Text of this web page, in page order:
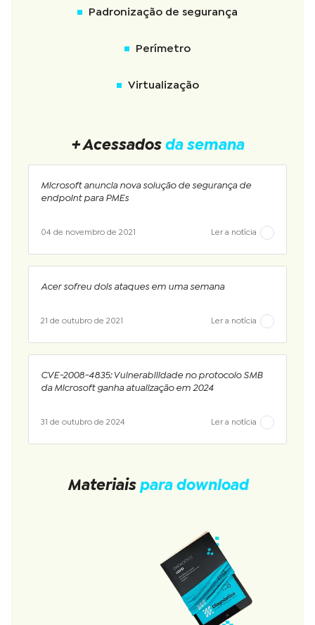
Padronização de segurança
Perímetro
Virtualização
+ Acessados da semana
Microsoft anuncia nova solução de segurança de
endpoint para PMEs
04 de novembro de 2021 Ler a notícia
Acer sofreu dois ataques em uma semana
21 de outubro de 2021 Ler a notícia
CVE-2008-4835: Vulnerabilidade no protocolo SMB
da Microsoft ganha atualização em 2024
31 de outubro de 2024 Ler a notícia
Materiais para download